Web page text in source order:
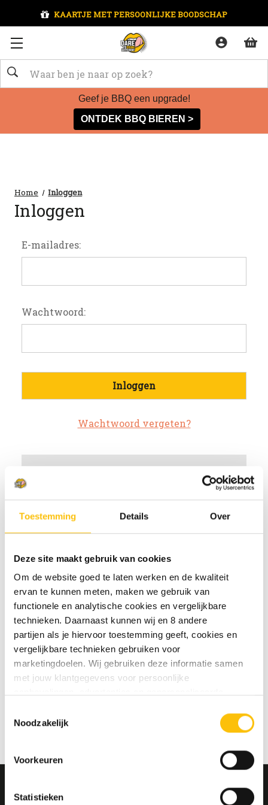
Toestemming Details Over
Deze site maakt gebruik van cookies
Om de website goed te laten werken en de kwaliteit
ervan te kunnen meten, maken we gebruik van
functionele en analytische cookies en vergelijkbare
technieken. Daarnaast kunnen wij en 8 andere
partijen als je hiervoor toestemming geeft, cookies en
vergelijkbare technieken gebruiken voor
marketingdoelen. Wij gebruiken deze informatie samen
met jouw klantgegevens voor persoonlijke
ervaringen: je eigen DTDD (gepersonaliseerde
aanbevelingen, functionaliteiten en communicatie binnen
dtdd.nl (relevante advertenties op websites en apps van
onze privacy policy
Noodzakelijk
Voorkeuren
Statistieken
KAARTJE MET PERSOONLIJKE BOODSCHAP
Zoeken
Geef je BBQ een upgrade!
ONTDEK BBQ BIEREN >
Home Inloggen
Inloggen
E-mailadres:
Wachtwoord:
Wachtwoord vergeten?
Maak een account aan bij ons
Sneller af te rekenen
Meerdere verzendadressen op
Jouw bestelgeschiedenis te
bekijken
Nieuwe bestellingen te volgen
Artikelen opslaan in jouw
verlanglijstje
Account aanmaken
MELD JE AAN VOOR ONZE NIEUWSBRIEF